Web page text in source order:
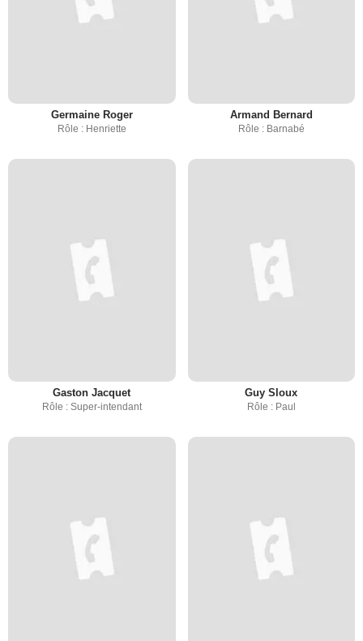
Germaine Roger
Rôle : Henriette
Armand Bernard
Rôle : Barnabé
Gaston Jacquet
Rôle : Super-intendant
Guy Sloux
Rôle : Paul